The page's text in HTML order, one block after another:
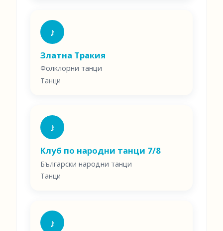
♪
Златна Тракия
Фолклорни танци
Танци
♪
Клуб по народни танци 7/8
Български народни танци
Танци
♪